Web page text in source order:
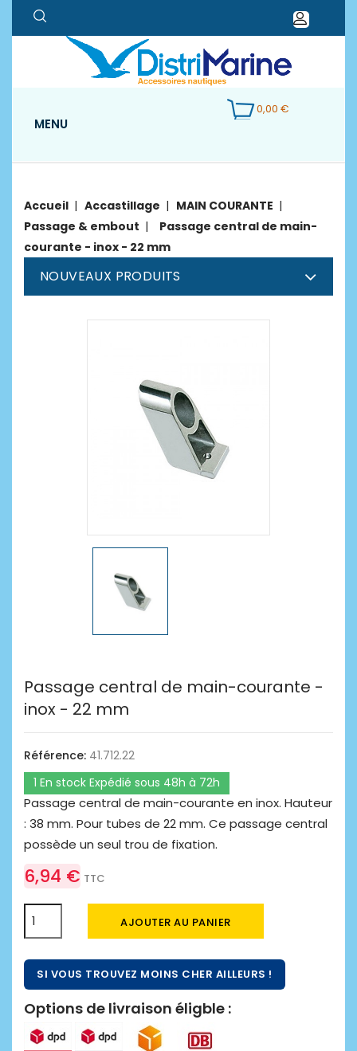
0,00 €
MENU
Accueil Accastillage
MAIN COURANTE
Passage & embout
Passage central de main-
courante - inox - 22 mm
NOUVEAUX PRODUITS
Passage central de main-courante -
inox - 22 mm
Référence: 41.712.22
1 En stock Expédié sous 48h à 72h
Passage central de main-courante en inox. Hauteur
: 38 mm. Pour tubes de 22 mm. Ce passage central
possède un seul trou de fixation.
6,94 € TTC
AJOUTER AU PANIER
SI VOUS TROUVEZ MOINS CHER AILLEURS !
Options de livraison éligble :